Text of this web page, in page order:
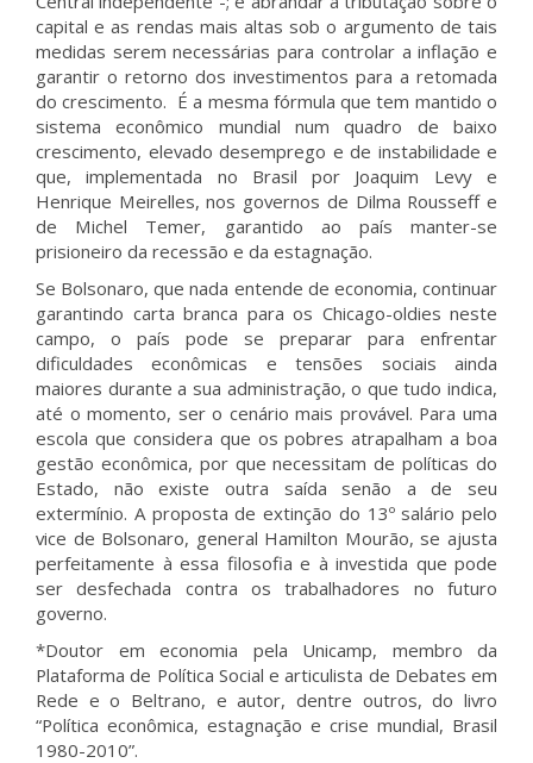
capital e as rendas mais altas sob o argumento de tais
medidas serem necessárias para controlar a inflação e
garantir o retorno dos investimentos para a retomada
do crescimento. É a mesma fórmula que tem mantido o
sistema econômico mundial num quadro de baixo
crescimento, elevado desemprego e de instabilidade e
que, implementada no Brasil por Joaquim Levy e
Henrique Meirelles, nos governos de Dilma Rousseff e
de Michel Temer, garantido ao país manter-se
prisioneiro da recessão e da estagnação.
Se Bolsonaro, que nada entende de economia, continuar
garantindo carta branca para os Chicago-oldies neste
campo, o país pode se preparar para enfrentar
dificuldades econômicas e tensões sociais ainda
maiores durante a sua administração, o que tudo indica,
até o momento, ser o cenário mais provável. Para uma
escola que considera que os pobres atrapalham a boa
gestão econômica, por que necessitam de políticas do
Estado, não existe outra saída senão a de seu
extermínio. A proposta de extinção do 13º salário pelo
vice de Bolsonaro, general Hamilton Mourão, se ajusta
perfeitamente à essa filosofia e à investida que pode
ser desfechada contra os trabalhadores no futuro
governo.
*Doutor em economia pela Unicamp, membro da
Plataforma de Política Social e articulista de Debates em
Rede e o Beltrano, e autor, dentre outros, do livro
“Política econômica, estagnação e crise mundial, Brasil
1980-2010”.